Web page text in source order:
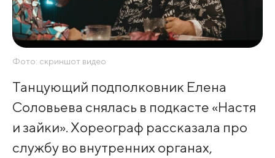
Фото: скриншот видео
Танцующий подполковник Елена
Соловьева снялась в подкасте «Настя
и зайки». Хореограф рассказала про
службу во внутренних органах,